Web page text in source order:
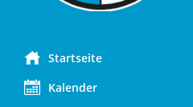
Startseite
Kalender